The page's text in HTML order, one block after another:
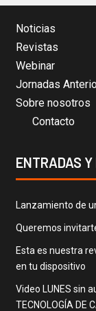
Noticias
Revistas
Webinar
Jornadas
Sobre nosotros
Contacto
ENTRADAS
Lanzamiento de
Queremos
Esta es nuestra
en tu dispositivo
Video LUNES sin
TECNOLOGÍA DE